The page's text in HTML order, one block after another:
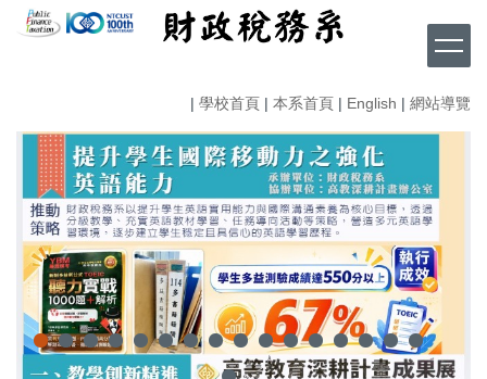
到
容
| 學校首頁 | 本系首頁 | English | 網站導覽